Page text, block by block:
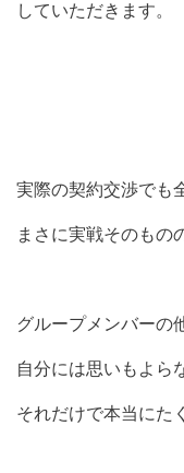
していただきます。
実際の契約交渉でも
まさに実戦そのもの
グループメンバーの
自分には思いもよら
それだけで本当にた